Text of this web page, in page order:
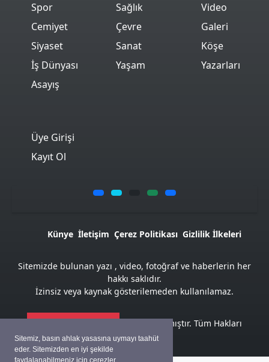
Sitemiz, basın ahlak yasasına uymayı taahüt
eder. Sitemizden en iyi şekilde
faydalanabilmeniz için çerezler
Spor
Cemiyet
Siyaset
İş Dünyası
Asayış
Sağlık
Çevre
Sanat
Yaşam
Video
Galeri
Köşe
Yazarları
Üye Girişi
Kayıt Ol
Künye İletişim Çerez Politikası Gizlilik İlkeleri
Sitemizde bulunan yazı , video, fotoğraf ve haberlerin her
hakkı saklıdır.
İzinsiz veya kaynak gösterilemeden kullanılamaz.
ile hazırlanmıştır. Tüm Hakları
Saklıdır